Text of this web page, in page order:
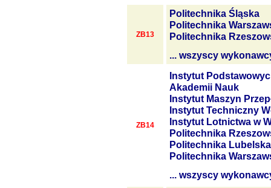
ZB13
Politechnika Śląska
Politechnika
Politechnika
... wszyscy
ZB14
Instytut
Akademii Nauk
Instytut Maszyn
Instytut Techniczny
Instytut Lotnictwa w
Politechnika
Politechnika Lubelska
Politechnika
... wszyscy